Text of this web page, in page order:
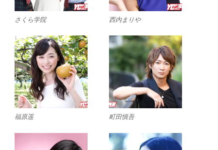
さくら学院 西内まりや
福原遥 町田慎吾